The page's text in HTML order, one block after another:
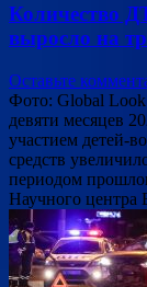
Количество
выросло на
Оставьте
Фото: Global Look
девяти месяцев
участием детей-
средств
периодом
Научного